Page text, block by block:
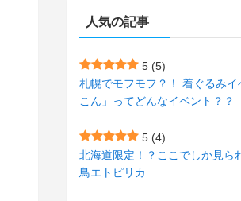
(1)
(7)
(10)
(5)
(15)
(9)
(11)
(3)
(1)
(8)
(5)
(4)
(2)
(3)
(3)
(2)
(1)
人気の記事
5 (5)
札幌でモフモフ？！ 着ぐるみイ
こん」ってどんなイベント？？
5 (4)
北海道限定！？ここでしか見ら
鳥エトピリカ